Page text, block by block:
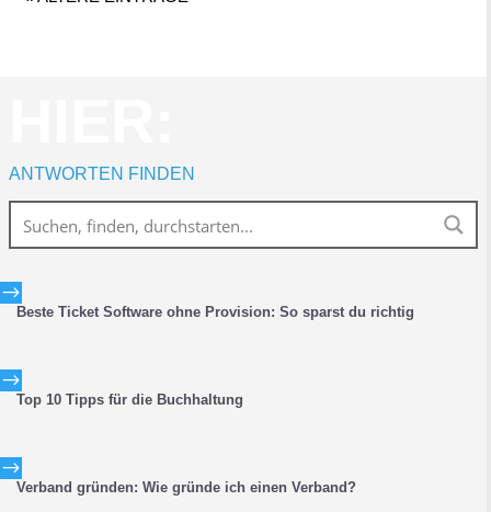
ANTWORTEN FINDEN
$
Beste Ticket Software ohne Provision: So sparst du richtig
$
Top 10 Tipps für die Buchhaltung
$
Verband gründen: Wie gründe ich einen Verband?